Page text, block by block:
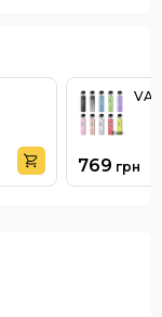
769 грн